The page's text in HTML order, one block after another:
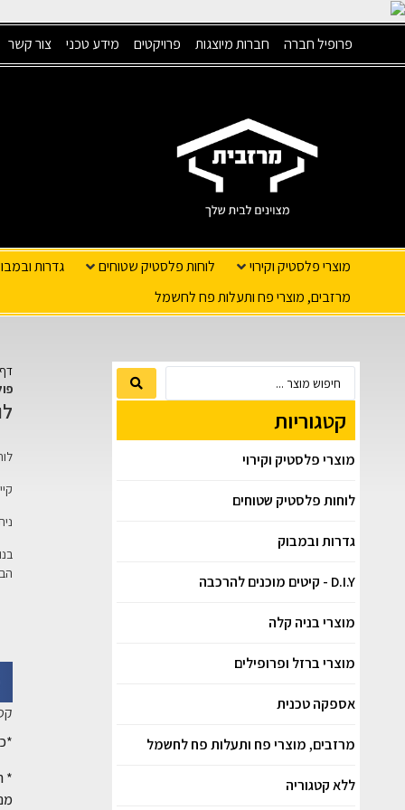
פרופיל חברה חברות מיוצגות פרויקטים מידע טכני צור קשר
מוצרי פלסטיק וקירוי לוחות פלסטיק שטוחים גדרות
מרזבים, מוצרי פח ותעלות פח לחשמל
קטגוריות
מוצרי פלסטיק וקירוי
לוחות פלסטיק שטוחים
גדרות ובמבוק
D.I.Y - קיטים מוכנים להרכבה
מוצרי בניה קלה
מוצרי ברזל ופרופילים
אספקה טכנית
מרזבים, מוצרי פח ותעלות פח לחשמל
ללא קטגוריה
*